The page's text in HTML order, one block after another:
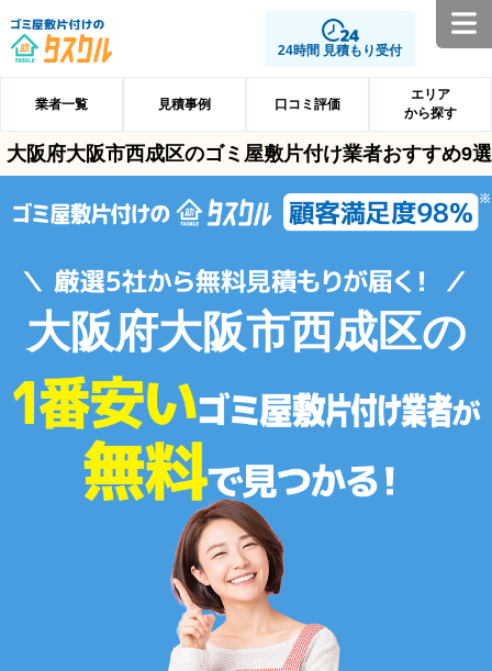
24時間 見積もり受付
業者一覧 見積事例 口コミ評価
エリア
から探す
大阪府大阪市西成区のゴミ屋敷片付け業者おすすめ9選
大阪府大阪市西成区の